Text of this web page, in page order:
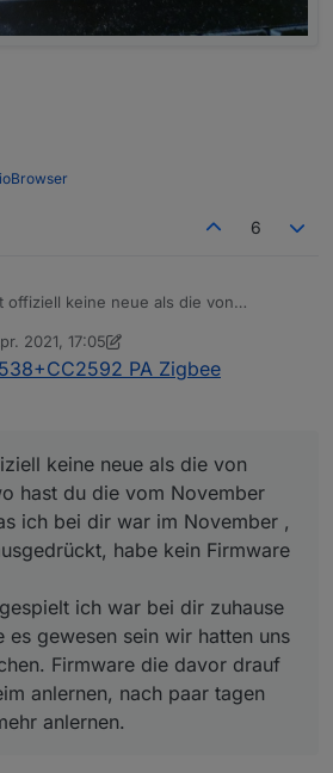
6
offiziell keine neue als die von
2021, 17:05
exitus4. Aug. 2021, 19:09
PA Zigbee
keine neue als die von
hast du die vom November
ich bei dir war im November ,
habe kein Firmware
ich war bei dir zuhause
es gewesen sein wir hatten uns
Firmware die davor drauf
anlernen, nach paar tagen
anlernen.